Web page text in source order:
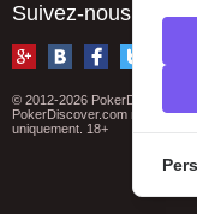
Suivez-nous
© 2012-2026
PokerDiscover.com n'est pas
uniquement. 18+